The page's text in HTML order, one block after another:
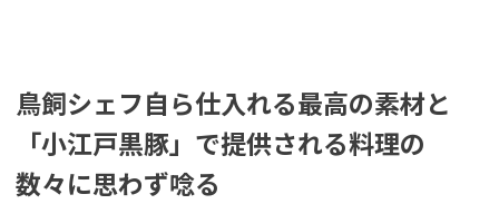
鳥飼シェフ自ら仕入れる最高の素材と
「小江戸黒豚」で提供される料理の
数々に思わず唸る